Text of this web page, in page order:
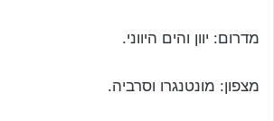
מדרום: יוון והים היווני.
מצפון: מונטנגרו וסרביה.